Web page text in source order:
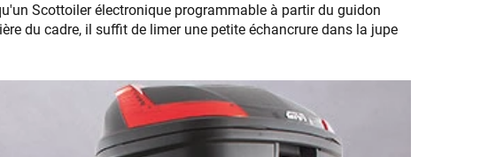
Scottoiler électronique programmable à partir du guidon
du cadre, il suffit de limer une petite échancrure dans la jupe